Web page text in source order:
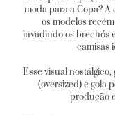
moda para a Copa?
os modelos
invadindo os brechós
camisas
Esse visual
(oversized) e gola
produção